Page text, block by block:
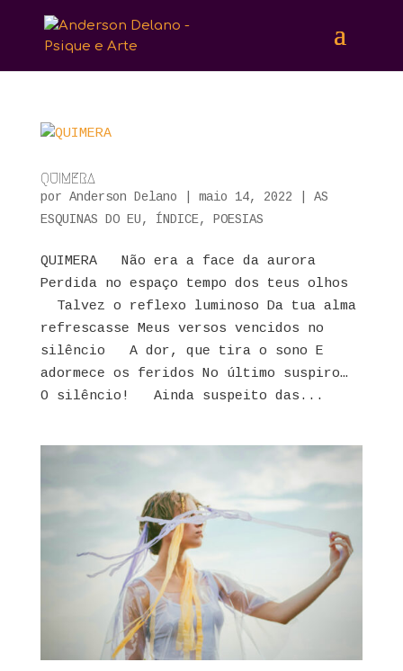
QUIMERA
por Anderson Delano maio 14, 2022
AS
ESQUINAS DO EU, ÍNDICE, POESIAS
QUIMERA Não era a face da aurora
Perdida no espaço tempo dos teus olhos
Talvez o reflexo luminoso Da tua alma
refrescasse Meus versos vencidos no
silêncio A dor, que tira o sono E
adormece os feridos No último suspiro…
O silêncio! Ainda suspeito das...